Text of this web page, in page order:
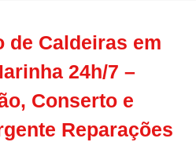
de Caldeiras em
24h/7 –
Conserto e
Reparações